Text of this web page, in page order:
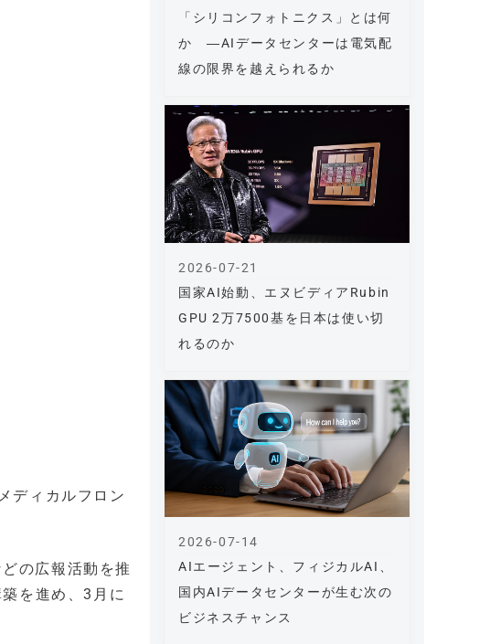
ディカルフロン
の広報活動を推
を進め、3月に
「シリコンフォトニクス」とは何
か ―AIデータセンターは電気配
線の限界を越えられるか
国家AI始動、エヌビディアRubin
GPU 2万7500基を日本は使い切
れるのか
2026-07-21
AIエージェント、フィジカルAI、
国内AIデータセンターが生む次の
ビジネスチャンス
2026-07-14